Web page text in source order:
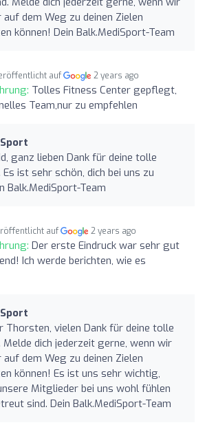
dem Weg zu deinen Zielen
können! Dein Balk.MediSport-Team
auf 2 years ago
Tolles Fitness Center gepflegt,
Team,nur zu empfehlen
ganz lieben Dank für deine tolle
Es ist sehr schön, dich bei uns zu
Balk.MediSport-Team
auf 2 years ago
Der erste Eindruck war sehr gut
Ich werde berichten, wie es
Thorsten, vielen Dank für deine tolle
Melde dich jederzeit gerne, wenn wir
dem Weg zu deinen Zielen
können! Es ist uns sehr wichtig,
Mitglieder bei uns wohl fühlen
sind. Dein Balk.MediSport-Team